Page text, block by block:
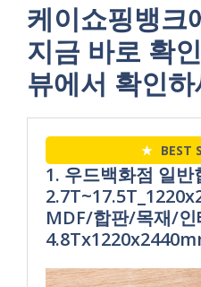
케이쇼핑뱅크
지금 바로 확
뷰에서 확인
★ BEST
1. 우드백화점 일반
MDF/합판/목재/인